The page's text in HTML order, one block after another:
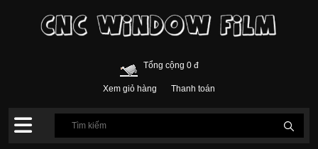
Tổng cộng 0 đ
Xem giỏ hàng Thanh toán